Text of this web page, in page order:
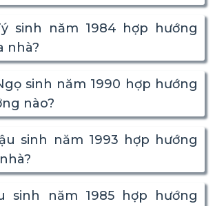
sinh năm 1984 hợp hướng
nhà?
sinh năm 1990 hợp hướng
nào?
sinh năm 1993 hợp hướng
sinh năm 1985 hợp hướng